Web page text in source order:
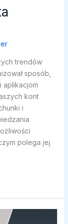
trendów
sposób,
aplikacjom
kont
i
polega jej